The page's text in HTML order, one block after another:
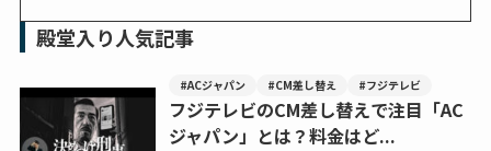
殿堂入り人気記事
#ACジャパン #CM差し替え #フジテレビ
フジテレビのCM差し替えで注目「AC
ジャパン」とは？料金はど...